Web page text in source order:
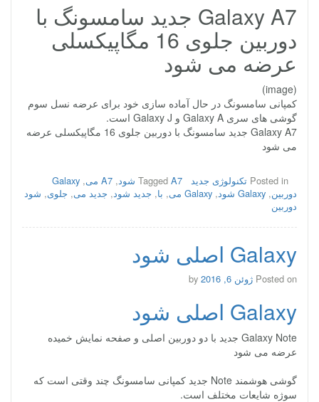
Galaxy A7 جدید سامسونگ با
دوربین جلوی 16 مگاپیکسلی
عرضه می شود
(image)
کمپانی سامسونگ در حال آماده سازی خود برای عرضه نسل سوم
گوشی های سری Galaxy A و Galaxy J است.
Galaxy A7 جدید سامسونگ با دوربین جلوی 16 مگاپیکسلی عرضه
می شود
Posted in تکنولوژی جدید Tagged A7 شود , A7 می ,
Galaxy
دوربین, Galaxy شود , Galaxy می , با, جدید شود, جدید می, جلوی, شود
دوربین
Galaxy اصلی شود
Posted on ژوئن 6, 2016
Galaxy اصلی شود
Galaxy Note جدید با دو دوربین اصلی و صفحه نمایش خمیده
عرضه می شود
گوشی هوشمند Note جدید کمپانی سامسونگ چند وقتی است که
سوژه شایعات مختلف است.